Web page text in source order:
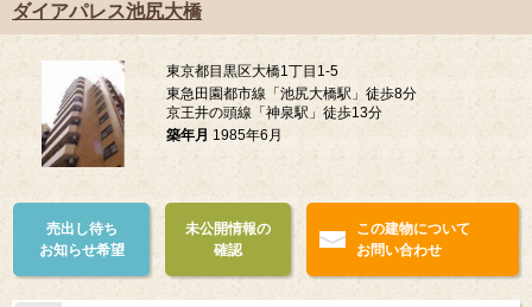
ダイアパレス池尻大橋
東京都目黒区大橋1丁目1-5
東急田園都市線「池尻大橋駅」徒歩8分
京王井の頭線「神泉駅」徒歩13分
築年月 1985年6月
売出し待ち
お知らせ希望
未公開情報の
確認
この建物について
お問い合わせ